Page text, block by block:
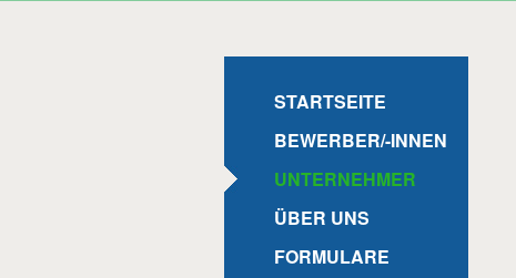
STARTSEITE
BEWERBER/-INNEN
UNTERNEHMER
ÜBER UNS
FORMULARE